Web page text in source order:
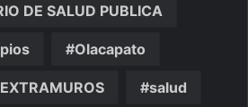
DE SALUD PUBLICA
Olacapato
salud